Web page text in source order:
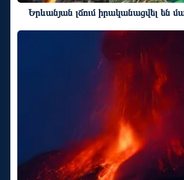
Երևանյան լճում իրականացվել են